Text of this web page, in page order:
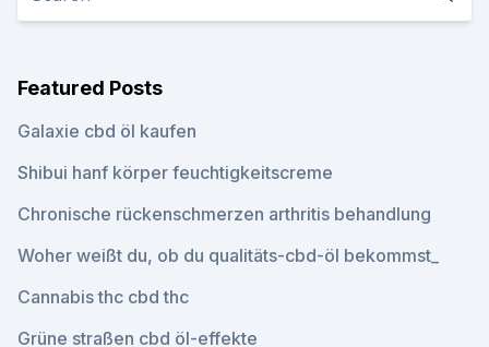
Featured Posts
Galaxie cbd öl kaufen
Shibui hanf körper feuchtigkeitscreme
Chronische rückenschmerzen arthritis behandlung
Woher weißt du, ob du qualitäts-cbd-öl bekommst_
Cannabis thc cbd thc
Grüne straßen cbd öl-effekte